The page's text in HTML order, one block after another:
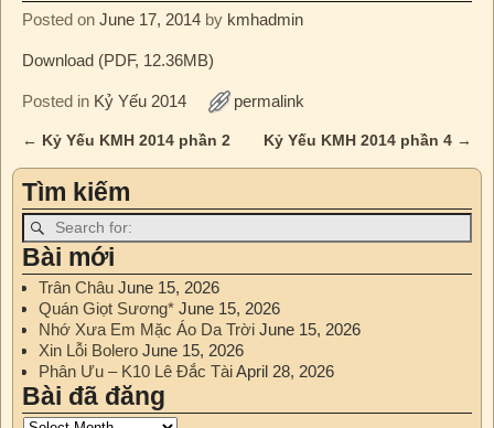
Posted on June 17, 2014 by kmhadmin
Download (PDF, 12.36MB)
Posted in Kỷ Yếu 2014 permalink
Post navigation
← Kỷ Yếu KMH 2014 phần 2 Kỷ Yếu KMH 2014 phần 4 →
Tìm kiếm
Bài mới
Trân Châu June 15, 2026
Quán Giọt Sương* June 15, 2026
Nhớ Xưa Em Mặc Áo Da Trời June 15, 2026
Xin Lỗi Bolero June 15, 2026
Phân Ưu – K10 Lê Đắc TàiApril 28, 2026
Bài đã đăng